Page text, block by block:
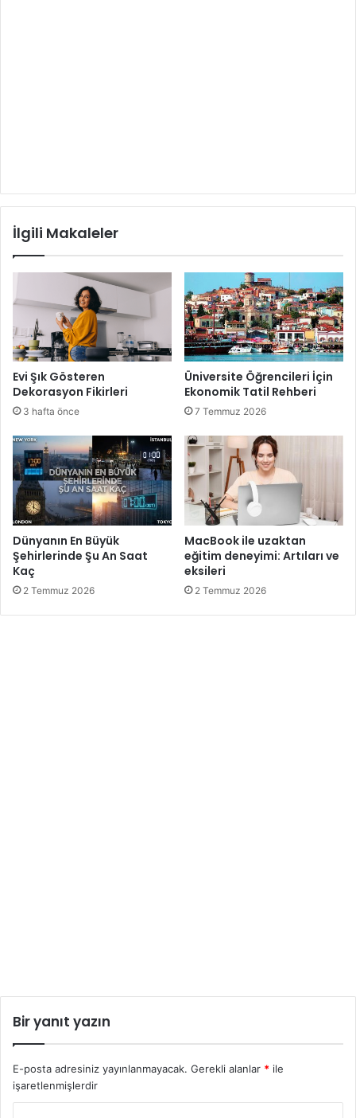
İlgili Makaleler
Evi Şık Gösteren
Dekorasyon Fikirleri
3 hafta önce
Üniversite Öğrencileri İçin
Ekonomik Tatil Rehberi
7 Temmuz 2026
Dünyanın En Büyük
Şehirlerinde Şu An Saat
Kaç
2 Temmuz 2026
MacBook ile uzaktan
eğitim deneyimi: Artıları ve
eksileri
2 Temmuz 2026
Bir yanıt yazın
E-posta adresiniz yayınlanmayacak. Gerekli alanlar * ile
işaretlenmişlerdir